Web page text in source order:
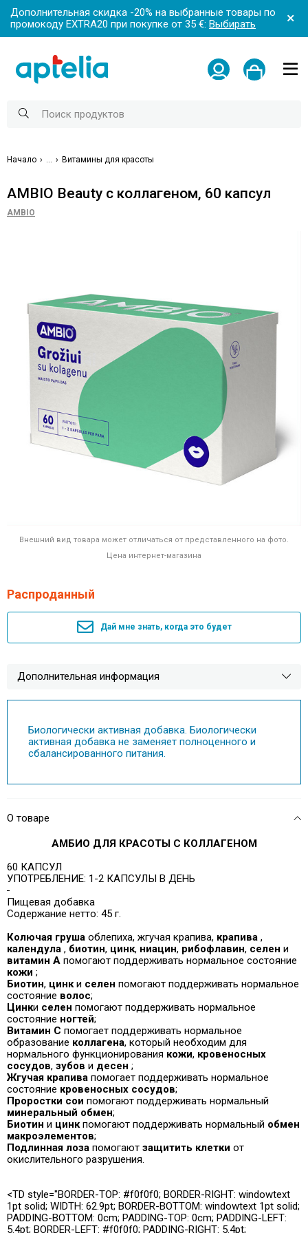
Дополнительная скидка -20% на выбранные товары по
промокоду EXTRA20 при покупке от 35 €: Выбирать
Начало Витамины для красоты
AMBIO Beauty с коллагеном, 60 капсул
AMBIO
Внешний вид товара может отличаться от представленного на фото.
Цена интернет-магазина
Распроданный
Дай мне знать, когда это будет
Дополнительная информация
Биологически активная добавка. Биологически
активная добавка не заменяет полноценного и
сбалансированного питания.
О товаре
АМБИО ДЛЯ КРАСОТЫ С КОЛЛАГЕНОМ
60 КАПСУЛ
УПОТРЕБЛЕНИЕ: 1-2 КАПСУЛЫ В ДЕНЬ
Пищевая добавка
Содержание нетто: 45 г.
Колючая груша облепиха, жгучая крапива, крапива ,
календула , биотин, цинк, ниацин, рибофлавин, селен и
витамин А помогают поддерживать нормальное состояние
кожи ;
Биотин, цинк и селен помогают поддерживать нормальное
состояние волос;
Цинки селен помогают поддерживать нормальное
состояние ногтей;
Витамин С помогает поддерживать нормальное
образование коллагена, который необходим для
нормального функционирования кожи, кровеносных
сосудов, зубов и десен ;
Жгучая крапива помогает поддерживать нормальное
состояние кровеносных сосудов;
Проростки сои помогают поддерживать нормальный
минеральный обмен;
Биотин и цинк помогают поддерживать нормальный обмен
макроэлементов;
Подлинная лоза помогают защитить клетки от
окислительного разрушения.
<TD style="BORDER-TOP: #f0f0f0; BORDER-RIGHT: windowtext
1pt solid; WIDTH: 62.9pt; BORDER-BOTTOM: windowtext 1pt solid;
PADDING-BOTTOM: 0cm; PADDING-TOP: 0cm; PADDING-LEFT:
5.4pt; BORDER-LEFT: #f0f0f0; PADDING-RIGHT: 5.4pt;